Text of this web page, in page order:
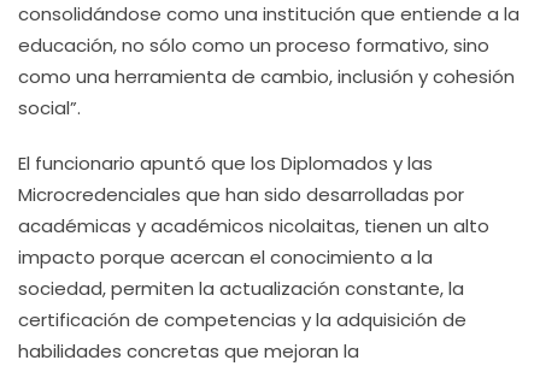
consolidándose como una institución que entiende a la
educación, no sólo como un proceso formativo, sino
como una herramienta de cambio, inclusión y cohesión
social”.
El funcionario apuntó que los Diplomados y las
Microcredenciales que han sido desarrolladas por
académicas y académicos nicolaitas, tienen un alto
impacto porque acercan el conocimiento a la
sociedad, permiten la actualización constante, la
certificación de competencias y la adquisición de
habilidades concretas que mejoran la